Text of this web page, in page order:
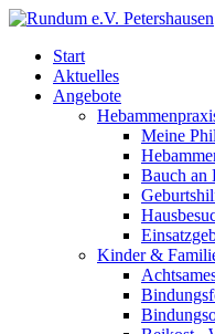
Start
Aktuelles
Angebote
Meine
Bauch an
Kinder &